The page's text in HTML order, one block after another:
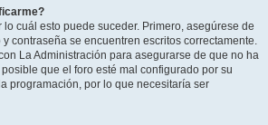
lo cuál esto puede suceder. Primero, asegúrese de
contraseña se encuentren escritos correctamente.
La Administración para asegurarse de que no ha
que el foro esté mal configurado por su
programación, por lo que necesitaría ser